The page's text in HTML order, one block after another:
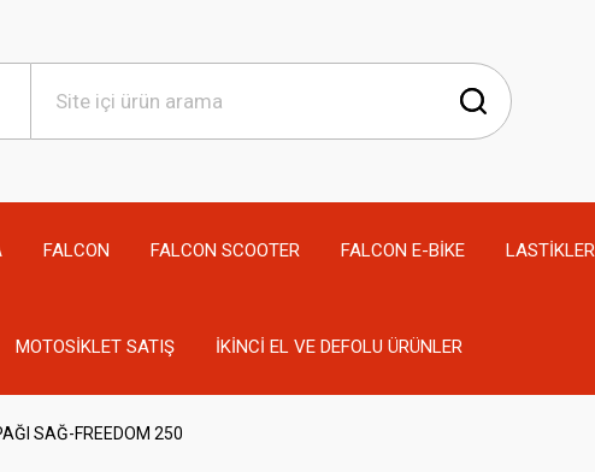
FALCON FALCON SCOOTER FALCON E-BİKE LASTİKLER
MOTOSİKLET SATIŞ İKİNCİ EL VE DEFOLU ÜRÜNLER
SAĞ-FREEDOM 250